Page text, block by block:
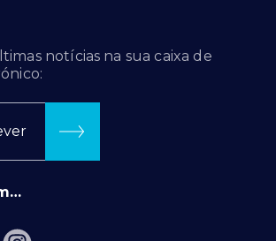
notícias na sua caixa de